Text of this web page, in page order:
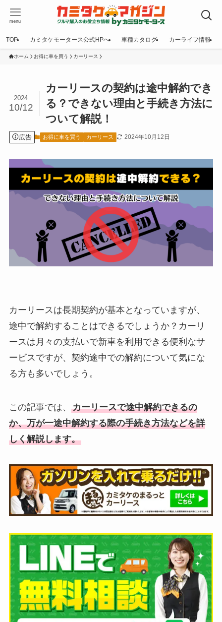
menu
TOP カミタケモータース公式HPへ 車種カタログ カーライフ情報
ホーム お得に車を買う カーリース
カーリースの契約は途中解約でき
る？できない理由と手続き方法に
ついて解説！
2024
10/12
広告 お得に車を買う カーリース 2024年10月12日
カーリースは長期契約が基本となっていますが、
途中で解約することはできるでしょうか？カーリ
ースは月々の支払いで新車を利用できる便利なサ
ービスですが、契約途中での解約について気にな
る方も多いでしょう。
この記事では、 カーリースで途中解約できるの
か、万が一途中解約する際の手続き方法などを詳
しく解説します。